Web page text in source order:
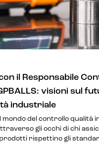
il Responsabile
visioni sul
industriale
mondo del controllo qualità
gli occhi di chi
rispettino gli